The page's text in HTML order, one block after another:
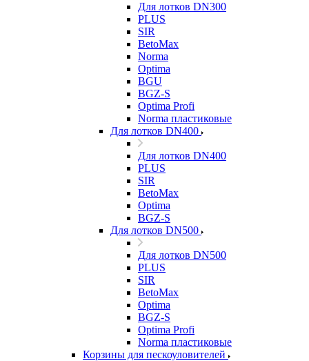
Для лотков DN300
PLUS
SIR
BetoMax
Norma
Optima
BGU
BGZ-S
Optima Profi
Norma пластиковые
Для лотков DN400
Для лотков DN400
PLUS
SIR
BetoMax
Optima
BGZ-S
Для лотков DN500
Для лотков DN500
PLUS
SIR
BetoMax
Optima
BGZ-S
Optima Profi
Norma пластиковые
Корзины для пескоуловителей